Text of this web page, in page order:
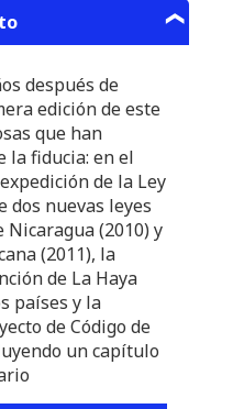
después de
edición de este
que han
la fiducia: en el
de la Ley
dos nuevas leyes
Nicaragua (2010) y
(2011), la
de La Haya
países y la
de Código de
un capítulo